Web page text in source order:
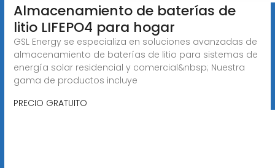
Almacenamiento de baterías de
litio LIFEPO4 para hogar
GSL Energy se especializa en soluciones avanzadas de
almacenamiento de baterías de litio para sistemas de
energía solar residencial y comercial&nbsp; Nuestra
gama de productos incluye
PRECIO GRATUITO